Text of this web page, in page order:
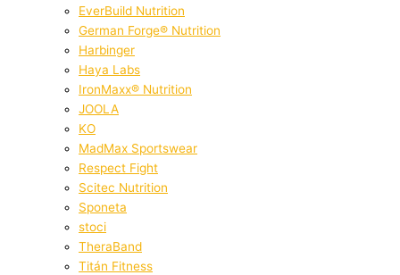
EverBuild Nutrition
German Forge® Nutrition
Harbinger
Haya Labs
IronMaxx® Nutrition
JOOLA
KO
MadMax Sportswear
Respect Fight
Scitec Nutrition
Sponeta
stoci
TheraBand
Titán Fitness